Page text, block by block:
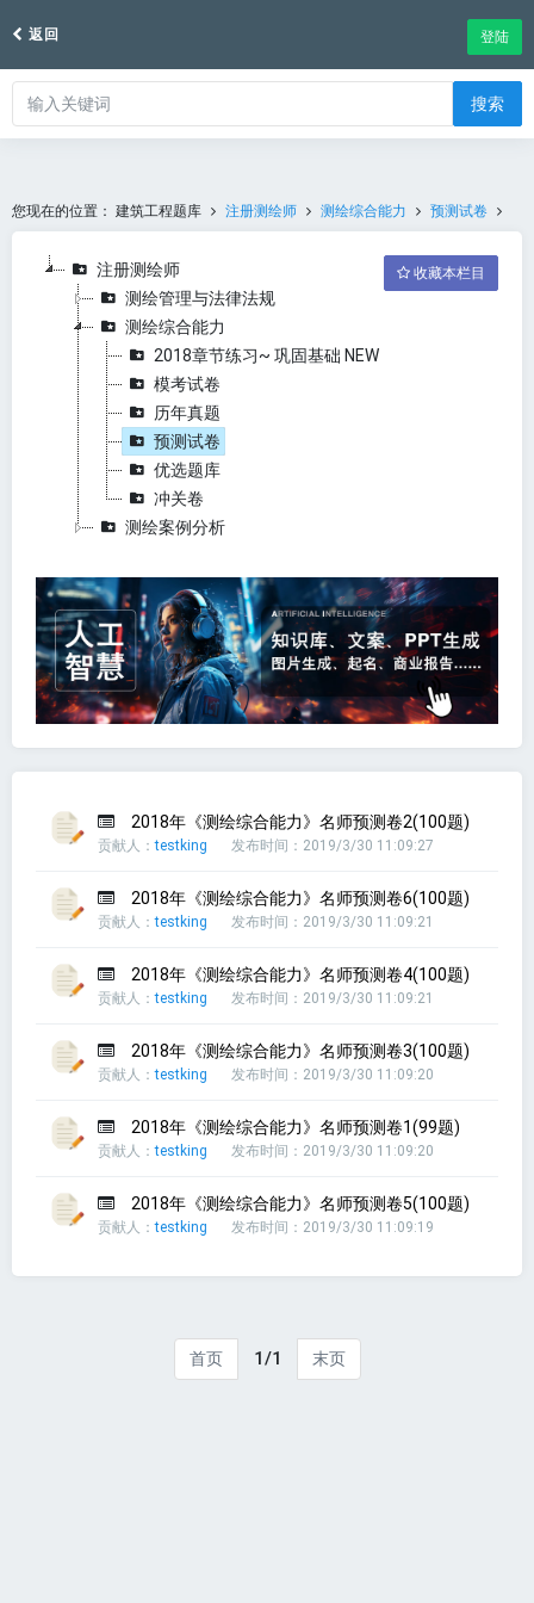
返回 登陆
搜索
您现在的位置： 建筑工程题库 注册测绘师 测绘综合能力 预测试卷
收藏本栏目
注册测绘师
测绘管理与法律法规
测绘综合能力
2018章节练习~ 巩固基础 NEW
模考试卷
历年真题
预测试卷
优选题库
冲关卷
测绘案例分析
2018年《测绘综合能力》名师预测卷2(100题)
贡献人：testking 发布时间：2019/3/30 11:09:27
2018年《测绘综合能力》名师预测卷6(100题)
贡献人：testking 发布时间：2019/3/30 11:09:21
2018年《测绘综合能力》名师预测卷4(100题)
贡献人：testking 发布时间：2019/3/30 11:09:21
2018年《测绘综合能力》名师预测卷3(100题)
贡献人：testking 发布时间：2019/3/30 11:09:20
2018年《测绘综合能力》名师预测卷1(99题)
贡献人：testking 发布时间：2019/3/30 11:09:20
2018年《测绘综合能力》名师预测卷5(100题)
贡献人：testking 发布时间：2019/3/30 11:09:19
首页 1/1 末页